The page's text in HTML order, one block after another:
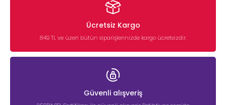
Ücretsiz Kargo
849 TL ve üzeri bütün siparişlerinizde kargo ücretsizdir.
Güvenli alışveriş